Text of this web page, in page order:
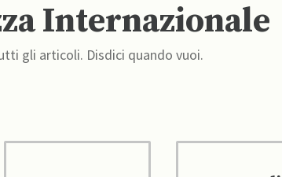
Internazionale
gli articoli. Disdici quando vuoi.